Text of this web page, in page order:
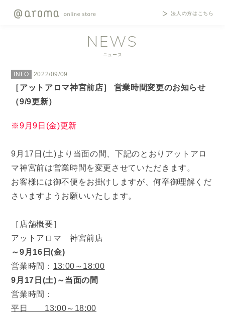
法人の方はこちら
NEWS
ニュース
INFO 2022/09/09
［アットアロマ神宮前店］ 営業時間変更のお知らせ
（9/9更新）
※9月9日(金)更新
9月17日(土)より当面の間、下記のとおりアットアロ
マ神宮前は営業時間を変更させていただきます。
お客様には御不便をお掛けしますが、何卒御理解くだ
さいますようお願いいたします。
［店舗概要］
アットアロマ 神宮前店
～9月16日(金)
営業時間： 13:00～18:00
9月17日(土)～当面の間
営業時間：
平日 13:00～18:00